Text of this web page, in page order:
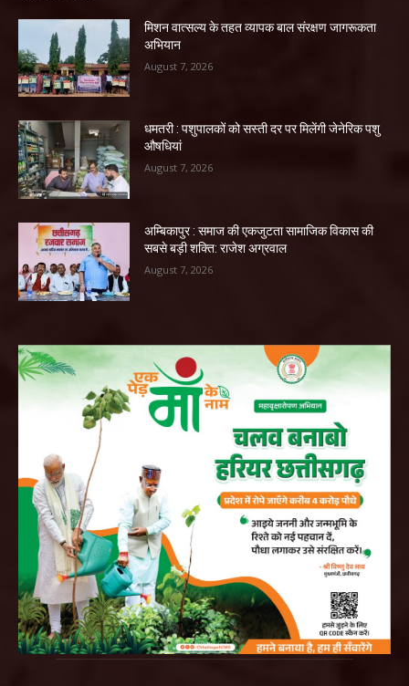
मिशन वात्सल्य के तहत व्यापक बाल संरक्षण जागरूकता
अभियान
August 7, 2026
धमतरी : पशुपालकों को सस्ती दर पर मिलेंगी जेनेरिक पशु
औषधियां
August 7, 2026
अम्बिकापुर : समाज की एकजुटता सामाजिक विकास की
सबसे बड़ी शक्ति: राजेश अग्रवाल
August 7, 2026